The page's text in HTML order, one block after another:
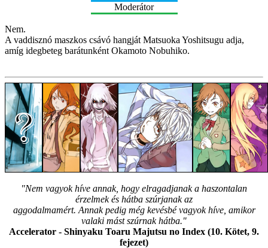
Moderátor
Nem.
A vaddisznó maszkos csávó hangját Matsuoka Yoshitsugu adja,
amíg idegbeteg barátunként Okamoto Nobuhiko.
"Nem vagyok híve annak, hogy elragadjanak a haszontalan
érzelmek és hátba szúrjanak az
aggodalmamért. Annak pedig még kevésbé vagyok híve, amikor
valaki mást szúrnak hátba."
Accelerator - Shinyaku Toaru Majutsu no Index (10. Kötet, 9.
fejezet)